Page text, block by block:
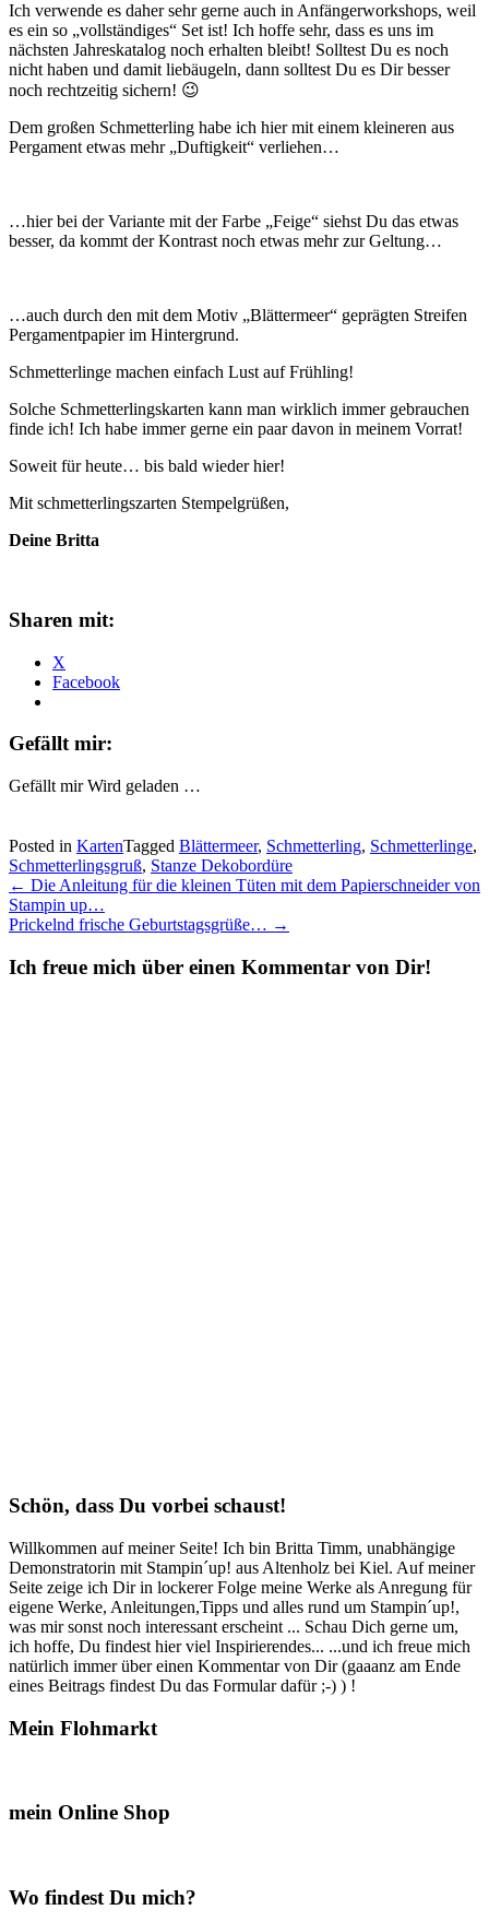
Ich verwende es daher sehr gerne auch in Anfängerworkshops, weil
es ein so „vollständiges“ Set ist! Ich hoffe sehr, dass es uns im
nächsten Jahreskatalog noch erhalten bleibt! Solltest Du es noch
nicht haben und damit liebäugeln, dann solltest Du es Dir besser
noch rechtzeitig sichern! 😉
Dem großen Schmetterling habe ich hier mit einem kleineren aus
Pergament etwas mehr „Duftigkeit“ verliehen…
…hier bei der Variante mit der Farbe „Feige“ siehst Du das etwas
besser, da kommt der Kontrast noch etwas mehr zur Geltung…
…auch durch den mit dem Motiv „Blättermeer“ geprägten Streifen
Pergamentpapier im Hintergrund.
Schmetterlinge machen einfach Lust auf Frühling!
Solche Schmetterlingskarten kann man wirklich immer gebrauchen
finde ich! Ich habe immer gerne ein paar davon in meinem Vorrat!
Soweit für heute… bis bald wieder hier!
Mit schmetterlingszarten Stempelgrüßen,
Deine Britta
Sharen mit:
X
Facebook
Gefällt mir:
Gefällt mir Wird geladen …
Posted in KartenTagged Blättermeer, Schmetterling, Schmetterlinge,
Schmetterlingsgruß, Stanze Dekobordüre
Post
navigation
← Die Anleitung für die kleinen Tüten mit dem Papierschneider von
Stampin up…
Prickelnd frische Geburtstagsgrüße… →
Ich freue mich über einen Kommentar von Dir!
Schön, dass Du vorbei schaust!
Willkommen auf meiner Seite! Ich bin Britta Timm, unabhängige
Demonstratorin mit Stampin´up! aus Altenholz bei Kiel. Auf meiner
Seite zeige ich Dir in lockerer Folge meine Werke als Anregung für
eigene Werke, Anleitungen,Tipps und alles rund um Stampin´up!,
was mir sonst noch interessant erscheint ... Schau Dich gerne um,
ich hoffe, Du findest hier viel Inspirierendes... ...und ich freue mich
natürlich immer über einen Kommentar von Dir (gaaanz am Ende
eines Beitrags findest Du das Formular dafür ;-) ) !
Mein Flohmarkt
mein Online Shop
Wo findest Du mich?